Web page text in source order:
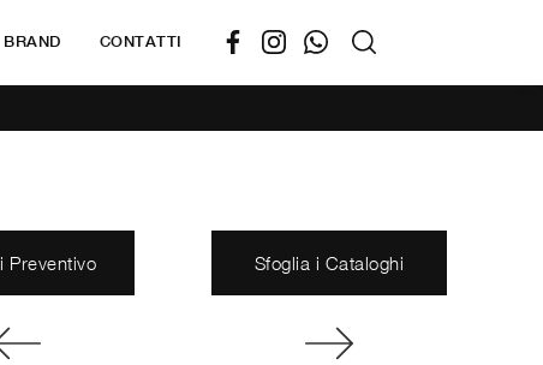
BRAND CONTATTI
Preventivo Sfoglia i Cataloghi